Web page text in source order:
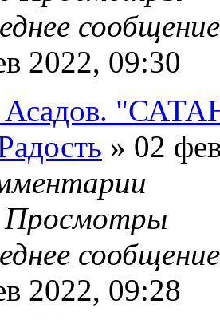
2022, 09:30
Асадов.
» 02
Просмотры
2022, 09:28